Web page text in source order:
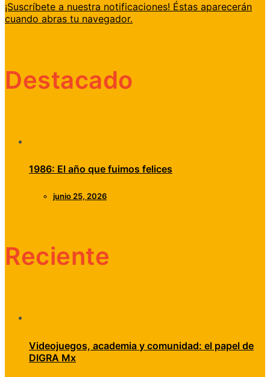
¡Suscríbete a nuestra notificaciones! Éstas aparecerán
cuando abras tu navegador.
Destacado
1986: El año que fuimos felices
junio 25, 2026
Reciente
Videojuegos, academia y comunidad: el papel de
DIGRA Mx